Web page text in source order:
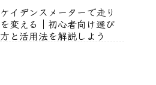
ケイデンスメーターで走り
を変える｜初心者向け選び
方と活用法を解説しよう